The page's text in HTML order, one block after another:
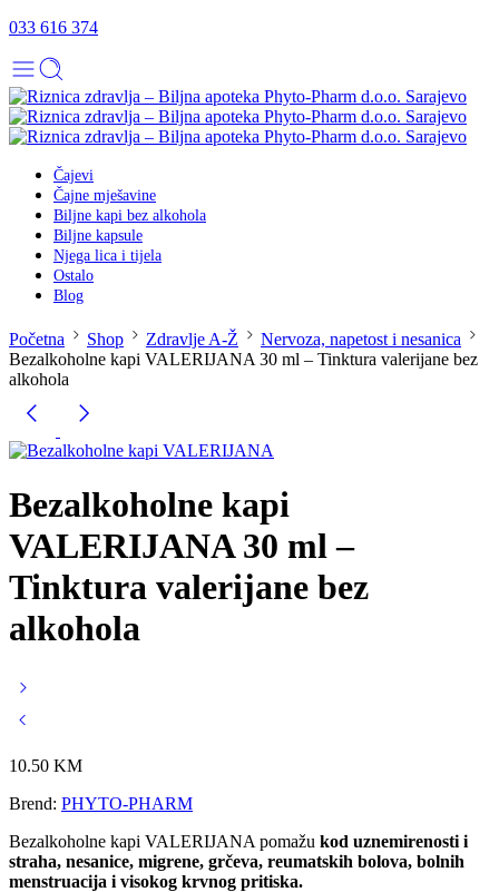
033 616 374
Čajevi
Čajne mješavine
Biljne kapi bez alkohola
Biljne kapsule
Njega lica i tijela
Ostalo
Blog
Početna Shop Zdravlje A-Ž
Nervoza, napetost i nesanica
Bezalkoholne kapi VALERIJANA 30 ml – Tinktura valerijane bez
alkohola
Bezalkoholne kapi
VALERIJANA 30 ml –
Tinktura valerijane bez
alkohola
10.50 KM
Brend: PHYTO-PHARM
Bezalkoholne kapi VALERIJANA pomažu kod uznemirenosti i
straha, nesanice, migrene, grčeva, reumatskih bolova, bolnih
menstruacija i visokog krvnog pritiska.